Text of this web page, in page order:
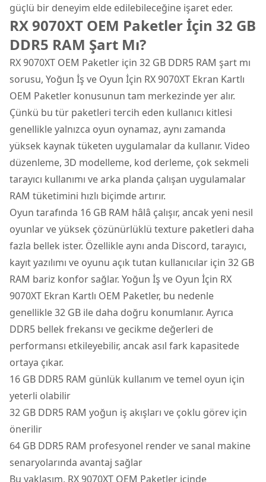
güçlü bir deneyim elde edilebileceğine işaret eder.
RX 9070XT OEM Paketler İçin 32 GB
DDR5 RAM Şart Mı?
RX 9070XT OEM Paketler için 32 GB DDR5 RAM şart mı
sorusu, Yoğun İş ve Oyun İçin RX 9070XT Ekran Kartlı
OEM Paketler konusunun tam merkezinde yer alır.
Çünkü bu tür paketleri tercih eden kullanıcı kitlesi
genellikle yalnızca oyun oynamaz, aynı zamanda
yüksek kaynak tüketen uygulamalar da kullanır. Video
düzenleme, 3D modelleme, kod derleme, çok sekmeli
tarayıcı kullanımı ve arka planda çalışan uygulamalar
RAM tüketimini hızlı biçimde artırır.
Oyun tarafında 16 GB RAM hâlâ çalışır, ancak yeni nesil
oyunlar ve yüksek çözünürlüklü texture paketleri daha
fazla bellek ister. Özellikle aynı anda Discord, tarayıcı,
kayıt yazılımı ve oyunu açık tutan kullanıcılar için 32 GB
RAM bariz konfor sağlar. Yoğun İş ve Oyun İçin RX
9070XT Ekran Kartlı OEM Paketler, bu nedenle
genellikle 32 GB ile daha doğru konumlanır. Ayrıca
DDR5 bellek frekansı ve gecikme değerleri de
performansı etkileyebilir, ancak asıl fark kapasitede
ortaya çıkar.
16 GB DDR5 RAM günlük kullanım ve temel oyun için
yeterli olabilir
32 GB DDR5 RAM yoğun iş akışları ve çoklu görev için
önerilir
64 GB DDR5 RAM profesyonel render ve sanal makine
senaryolarında avantaj sağlar
Bu yaklaşım, RX 9070XT OEM Paketler içinde